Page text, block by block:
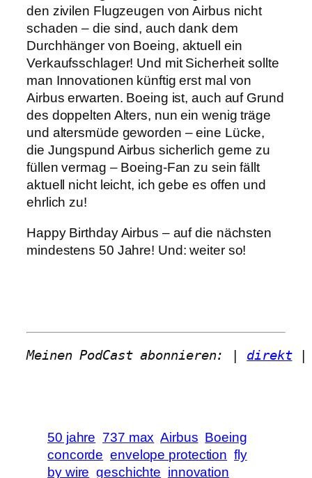
den zivilen Flugzeugen von Airbus nicht
schaden – die sind, auch dank dem
Durchhänger von Boeing, aktuell ein
Verkaufsschlager! Und mit Sicherheit sollte
man Innovationen künftig erst mal von
Airbus erwarten. Boeing ist, auch auf Grund
des doppelten Alters, nun ein wenig träge
und altersmüde geworden – eine Lücke,
die Jungspund Airbus sicherlich gerne zu
füllen vermag – Boeing-Fan zu sein fällt
aktuell nicht leicht, ich gebe es offen und
ehrlich zu!
Happy Birthday Airbus – auf die nächsten
mindestens 50 Jahre! Und: weiter so!
Meinen PodCast abonnieren: | direkt
50 jahre 737 max Airbus Boeing
concorde envelope protection fly
by wire geschichte innovation